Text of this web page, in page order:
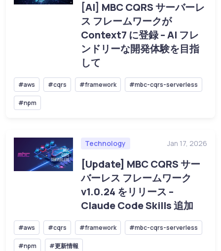
[AI] MBC CQRS サーバーレ
ス フレームワークが
Context7 に登録 – AI フレ
ンドリーな開発体験を目指
して
#aws #cqrs #framework #mbc-cqrs-serverless
#npm
Technology Jan 17, 2026
[Update] MBC CQRS サー
バーレス フレームワーク
v1.0.24 をリリース –
Claude Code Skills 追加
#aws #cqrs #framework #mbc-cqrs-serverless
#npm #更新情報